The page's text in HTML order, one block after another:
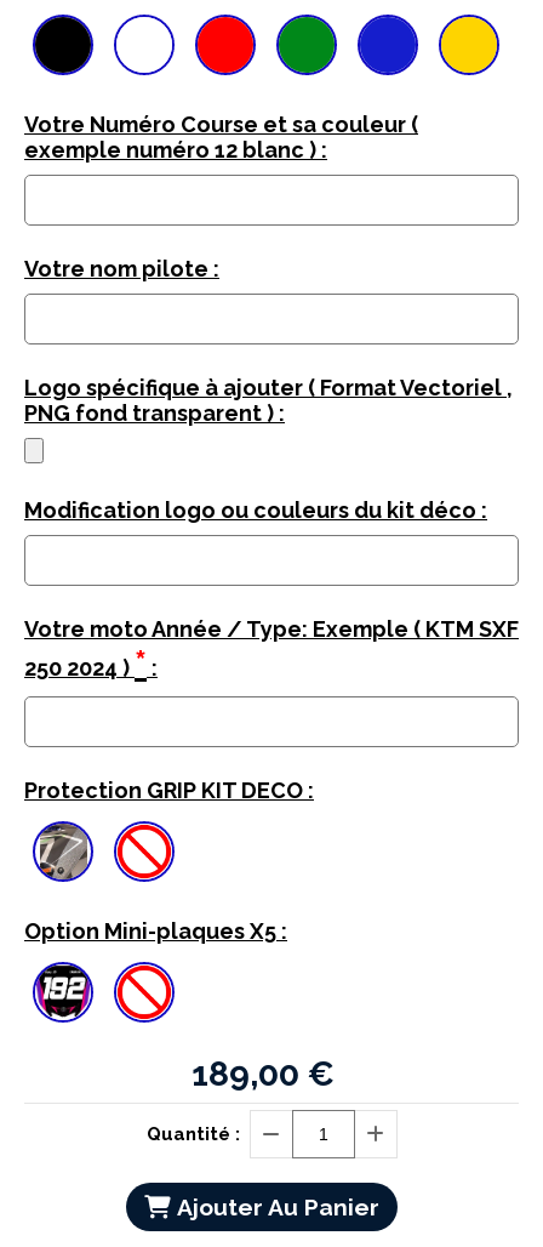
Votre Numéro Course et sa couleur (
exemple numéro 12 blanc ) :
Votre nom pilote :
Logo spécifique à ajouter ( Format Vectoriel ,
PNG fond transparent ) :
Modification logo ou couleurs du kit déco :
Votre moto Année / Type: Exemple ( KTM SXF
250 2024 ) * :
Protection GRIP KIT DECO :
Option Mini-plaques X5 :
189,00 €
Quantité :
Ajouter Au Panier